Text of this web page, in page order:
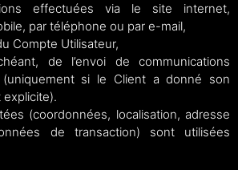
effectuées via le site internet,
par téléphone ou par e-mail,
Compte Utilisateur,
de l’envoi de communications
(uniquement si le Client a donné son
(coordonnées, localisation, adresse
de transaction) sont utilisées